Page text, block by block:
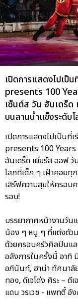
เปิดการแสดงไปเป็
presents 100
เซ็นต์ส วัน ฮันเดร็
บนลานน้ำแข็งระดับ
เปิดการแสดงไปเป็นที่
presents 100
ฮันเดร็ด เยียร์ส ออฟ
โลกที่เด็ก ๆ เฝ้าคอยทุ
เสิร์ฟความสุขให้ครอบ
รอบ!
บรรยากาศหน้างานวัน
น้อง ๆ หนู ๆ ที่แต่งตัว
ด้วยครอบครัวศิลปินแ
อลังการในครั้งนี้ อาทิ
อภินันท์, ฮาน่า ทัศนาลั
ทอง, ดีเจโด่ง ศิระ –
แดน วรเวช - แพทตี้ อั